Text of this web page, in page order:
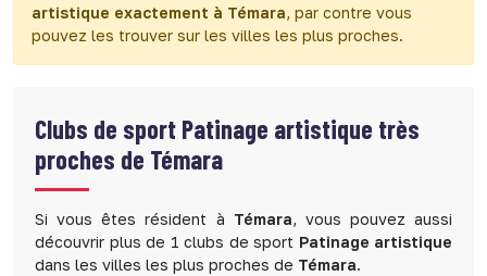
artistique exactement à Témara, par contre vous
pouvez les trouver sur les villes les plus proches.
Clubs de sport Patinage artistique très
proches de Témara
Si vous êtes résident à Témara, vous pouvez aussi
découvrir plus de 1 clubs de sport Patinage artistique
dans les villes les plus proches de Témara.